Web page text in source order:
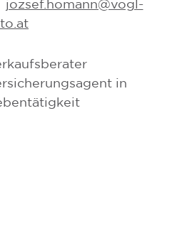
jozsef.homann@vogl-
in